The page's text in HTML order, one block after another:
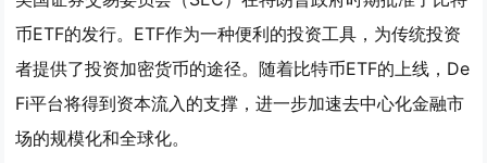
币ETF的发行。ETF作为一种便利的投资工具，为传统投资
者提供了投资加密货币的途径。随着比特币ETF的上线，De
Fi平台将得到资本流入的支撑，进一步加速去中心化金融市
场的规模化和全球化。